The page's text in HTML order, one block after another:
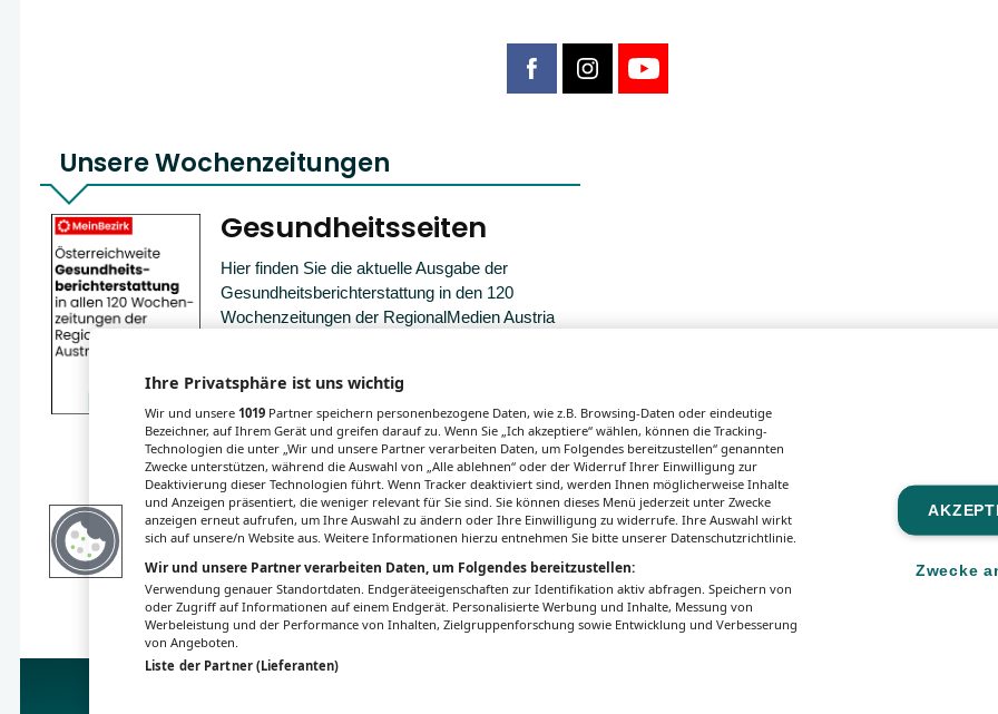
Unsere Wochenzeitungen
Gesundheitsseiten
Hier finden Sie die aktuelle Ausgabe der
Gesundheitsberichterstattung in den 120
Wochenzeitungen der RegionalMedien Austria
Ihre Privatsphäre ist uns wichtig
Wir und unsere 1019 Partner speichern personenbezogene Daten, wie z.B. Browsing-Daten oder eindeutige
Bezeichner, auf Ihrem Gerät und greifen darauf zu. Wenn Sie „Ich akzeptiere“ wählen, können die Tracking-
Technologien die unter „Wir und unsere Partner verarbeiten Daten, um Folgendes bereitzustellen“ genannten
Zwecke unterstützen, während die Auswahl von „Alle ablehnen“ oder der Widerruf Ihrer Einwilligung zur
Deaktivierung dieser Technologien führt. Wenn Tracker deaktiviert sind, werden Ihnen möglicherweise Inhalte
und Anzeigen präsentiert, die weniger relevant für Sie sind. Sie können dieses Menü jederzeit unter Zwecke
anzeigen erneut aufrufen, um Ihre Auswahl zu ändern oder Ihre Einwilligung zu widerrufe. Ihre Auswahl wirkt
sich auf unsere/n Website aus. Weitere Informationen hierzu entnehmen Sie bitte unserer Datenschutzrichtlinie.
Wir und unsere Partner verarbeiten Daten, um Folgendes bereitzustellen:
Verwendung genauer Standortdaten. Endgeräteeigenschaften zur Identifikation aktiv abfragen. Speichern von
oder Zugriff auf Informationen auf einem Endgerät. Personalisierte Werbung und Inhalte, Messung von
Werbeleistung und der Performance von Inhalten, Zielgruppenforschung sowie Entwicklung und Verbesserung
von Angeboten.
Liste der Partner (Lieferanten)
Zwecke